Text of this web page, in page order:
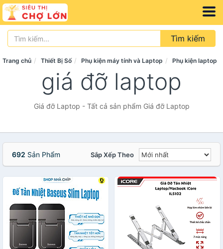
Tìm kiếm
Trang chủ Thiết Bị Số Phụ kiện máy tính và Laptop Phụ kiện laptop
giá đỡ laptop
Giá đỡ Laptop - Tất cả sản phẩm Giá đỡ Laptop
692 Sản Phẩm Sắp Xếp Theo